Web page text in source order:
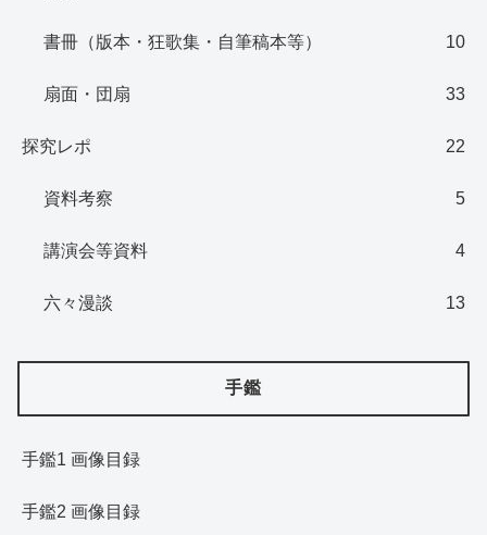
書冊（版本・狂歌集・自筆稿本等） 10
扇面・団扇 33
探究レポ 22
資料考察 5
講演会等資料 4
六々漫談 13
手鑑
手鑑1 画像目録
手鑑2 画像目録